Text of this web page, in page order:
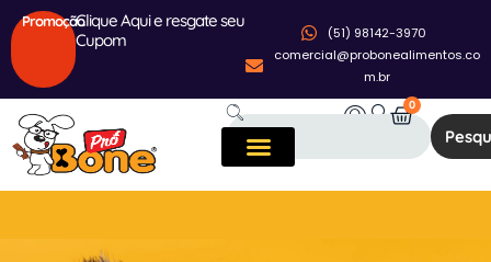
PromoçãoClique Aqui e resgate seu
Cupom
(51) 98142-3970
comercial@probonealimentos.co
m.br
0